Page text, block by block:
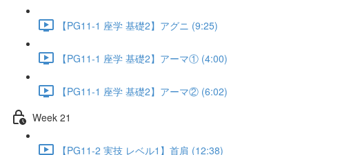
【PG11-1 座学 基礎2】アグニ (9:25)
【PG11-1 座学 基礎2】アーマ① (4:00)
【PG11-1 座学 基礎2】アーマ② (6:02)
Week 21
【PG11-2 実技 レベル1】首肩 (12:38)